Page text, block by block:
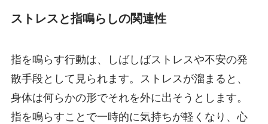
ストレスと指鳴らしの関連性
指を鳴らす行動は、しばしばストレスや不安の発
散手段として見られます。ストレスが溜まると、
身体は何らかの形でそれを外に出そうとします。
指を鳴らすことで一時的に気持ちが軽くなり、心